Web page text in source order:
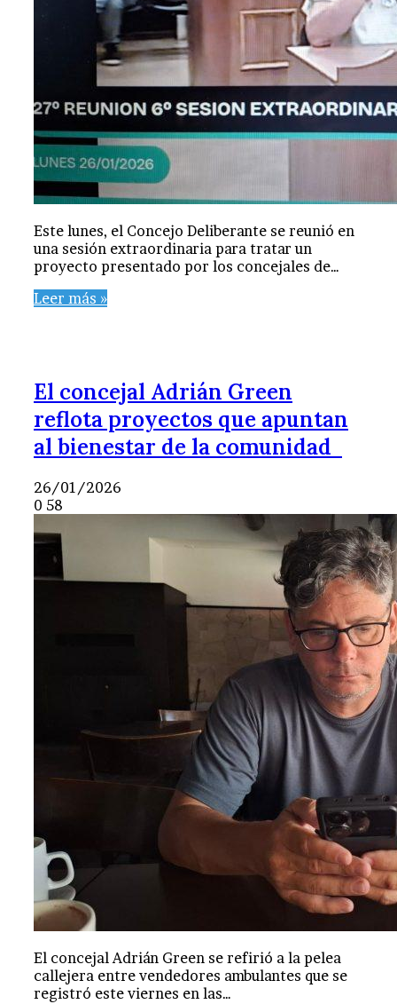
Este lunes, el Concejo Deliberante se reunió en
una sesión extraordinaria para tratar un
proyecto presentado por los concejales de…
Leer más »
El concejal Adrián Green
reflota proyectos que apuntan
al bienestar de la comunidad
26/01/2026
0 58
El concejal Adrián Green se refirió a la pelea
callejera entre vendedores ambulantes que se
registró este viernes en las…